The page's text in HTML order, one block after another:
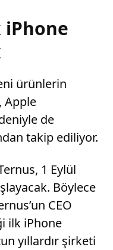
iPhone
ürünlerin
Apple
de
takip ediliyor.
1 Eylül
Böylece
CEO
ilk iPhone
yıllardır şirketi